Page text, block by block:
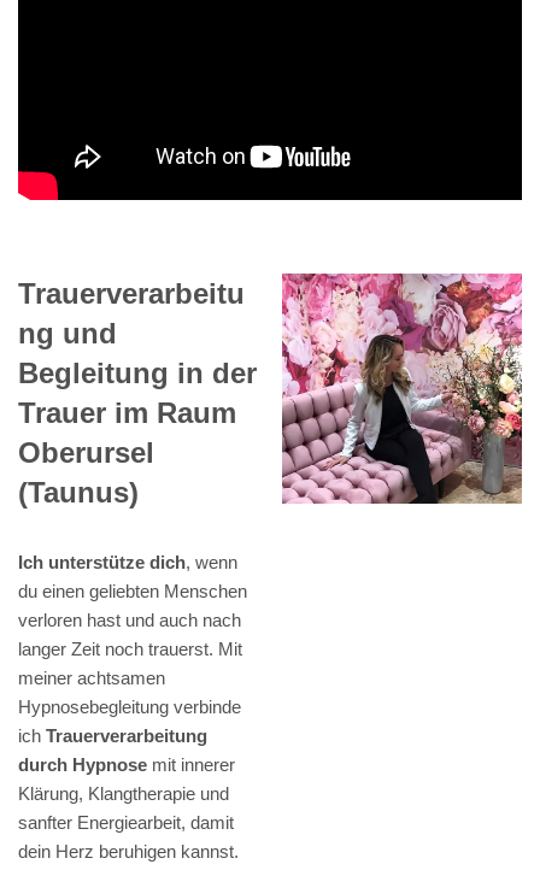
Trauerverarbeitu
ng und
Begleitung in der
Trauer im Raum
Oberursel
(Taunus)
Ich unterstütze dich, wenn
du einen geliebten Menschen
verloren hast und auch nach
langer Zeit noch trauerst. Mit
meiner achtsamen
Hypnosebegleitung verbinde
ich Trauerverarbeitung
durch Hypnose mit innerer
Klärung, Klangtherapie und
sanfter Energiearbeit, damit
dein Herz beruhigen kannst.